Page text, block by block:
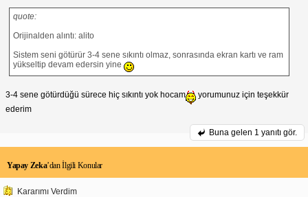
quote:
Orijinalden alıntı: alito
Sistem seni götürür 3-4 sene sıkıntı olmaz, sonrasında ekran kartı ve ram
yükseltip devam edersin yine
3-4 sene götürdüğü sürece hiç sıkıntı yok hocam
yorumunuz için teşekkür
ederim
Buna gelen 1 yanıtı gör.
Yapay Zeka’dan İlgili Konular
Kararımı Verdim